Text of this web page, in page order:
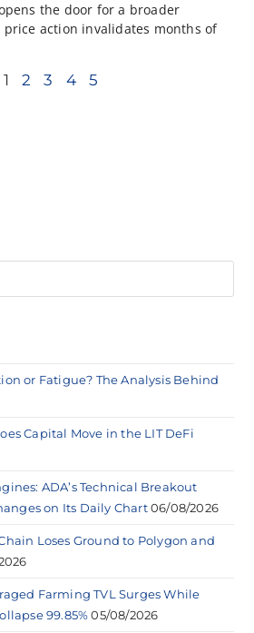
the door for a broader
action invalidates months of
1 2 3 4 5
or Fatigue? The Analysis Behind
Capital Move in the LIT DeFi
ADA’s Technical Breakout
on Its Daily Chart 06/08/2026
Loses Ground to Polygon and
Farming TVL Surges While
99.85% 05/08/2026